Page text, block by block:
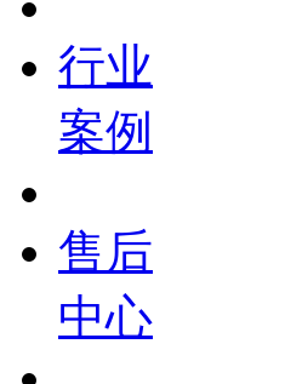
行业
案例
售后
中心